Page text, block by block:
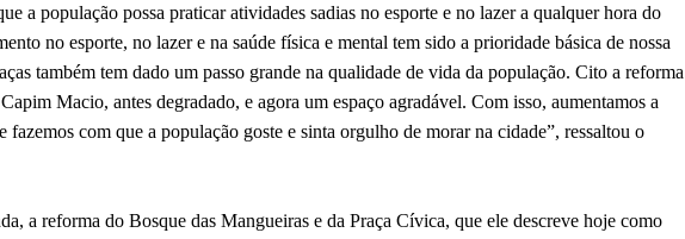
a população possa praticar atividades sadias no esporte e no lazer a qualquer hora do
no esporte, no lazer e na saúde física e mental tem sido a prioridade básica de nossa
também tem dado um passo grande na qualidade de vida da população. Cito a reforma
Macio, antes degradado, e agora um espaço agradável. Com isso, aumentamos a
fazemos com que a população goste e sinta orgulho de morar na cidade”, ressaltou o
a reforma do Bosque das Mangueiras e da Praça Cívica, que ele descreve hoje como